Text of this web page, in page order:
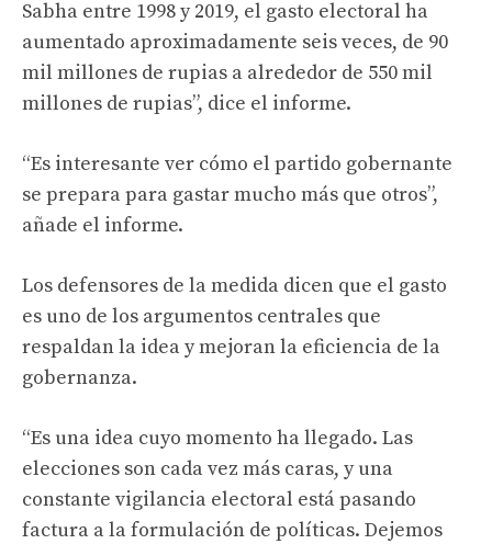
Sabha entre 1998 y 2019, el gasto electoral ha
aumentado aproximadamente seis veces, de 90
mil millones de rupias a alrededor de 550 mil
millones de rupias”, dice el informe.
“Es interesante ver cómo el partido gobernante
se prepara para gastar mucho más que otros”,
añade el informe.
Los defensores de la medida dicen que el gasto
es uno de los argumentos centrales que
respaldan la idea y mejoran la eficiencia de la
gobernanza.
“Es una idea cuyo momento ha llegado. Las
elecciones son cada vez más caras, y una
constante vigilancia electoral está pasando
factura a la formulación de políticas. Dejemos